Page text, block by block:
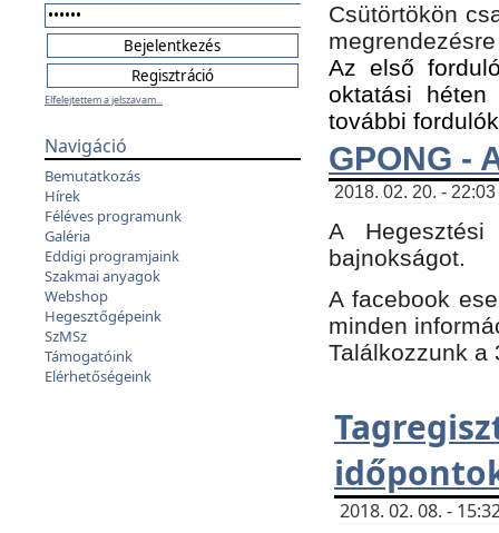
Elfelejtettem a jelszavam...
Navigáció
Bemutatkozás
Hírek
Féléves programunk
Galéria
Eddigi programjaink
Szakmai anyagok
Webshop
Hegesztőgépeink
SzMSz
Támogatóink
Elérhetőségeink
Csütörtökön
Az első
oktatási
további
GPONG -
2018. 02. 20. -
A
bajnokságot.
A facebook
minden
Találkozzunk a
2018. 02. 08. -